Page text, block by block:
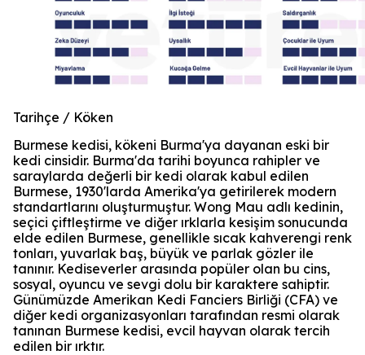
Tarihçe / Köken
Burmese kedisi, kökeni Burma'ya dayanan eski bir
kedi cinsidir. Burma'da tarihi boyunca rahipler ve
saraylarda değerli bir kedi olarak kabul edilen
Burmese, 1930'larda Amerika'ya getirilerek modern
standartlarını oluşturmuştur. Wong Mau adlı kedinin,
seçici çiftleştirme ve diğer ırklarla kesişim sonucunda
elde edilen Burmese, genellikle sıcak kahverengi renk
tonları, yuvarlak baş, büyük ve parlak gözler ile
tanınır. Kediseverler arasında popüler olan bu cins,
sosyal, oyuncu ve sevgi dolu bir karaktere sahiptir.
Günümüzde Amerikan Kedi Fanciers Birliği (CFA) ve
diğer kedi organizasyonları tarafından resmi olarak
tanınan Burmese kedisi, evcil hayvan olarak tercih
edilen bir ırktır.